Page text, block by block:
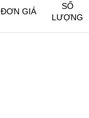
ĐƠN GIÁ
SỐ
LƯỢNG